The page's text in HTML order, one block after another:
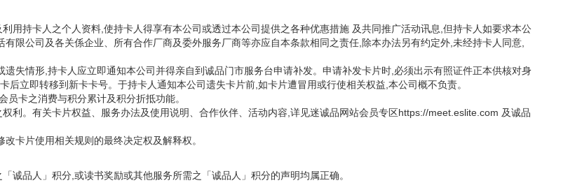
用持卡人之个人资料,使持卡人得享有本公司或透过本公司提供之各种优惠措施 及共同推广活动讯息,但持卡人如要求本公
限公司及各关係企业、所有合作厂商及委外服务厂商等亦应自本条款相同之责任,除本办法另有约定外,未经持卡人同意,
失情形,持卡人应立即通知本公司并得亲自到诚品门市服务台申请补发。申请补发卡片时,必须出示有照证件正本供核对身
立即转移到新卡卡号。于持卡人通知本公司遗失卡片前,如卡片遭冒用或行使相关权益,本公司概不负责。
卡之消费与积分累计及积分折抵功能。
利。有关卡片权益、服务办法及使用说明、合作伙伴、活动内容,详见迷诚品网站会员专区https://meet.eslite.com 及诚品
卡片使用相关规则的最终决定权及解释权。
诚品人」积分,或读书奖励或其他服务所需之「诚品人」积分的声明均属正确。